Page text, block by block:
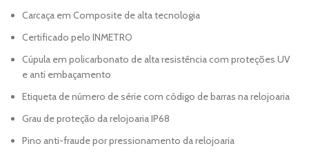
Carcaça em Composite de alta tecnologia
Certificado pelo INMETRO
Cúpula em policarbonato de alta resistência com proteções UV
e anti embaçamento
Etiqueta de número de série com código de barras na relojoaria
Grau de proteção da relojoaria IP68
Pino anti-fraude por pressionamento da relojoaria